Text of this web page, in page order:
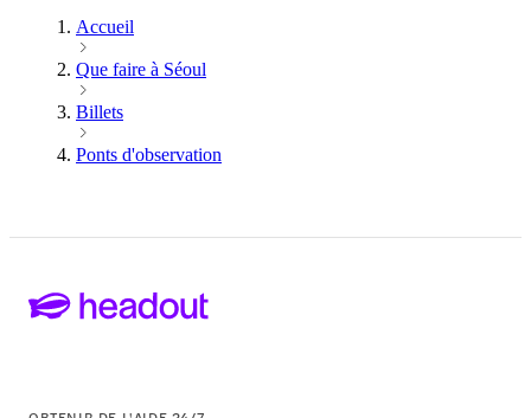
Accueil
Que faire à Séoul
Billets
Ponts d'observation